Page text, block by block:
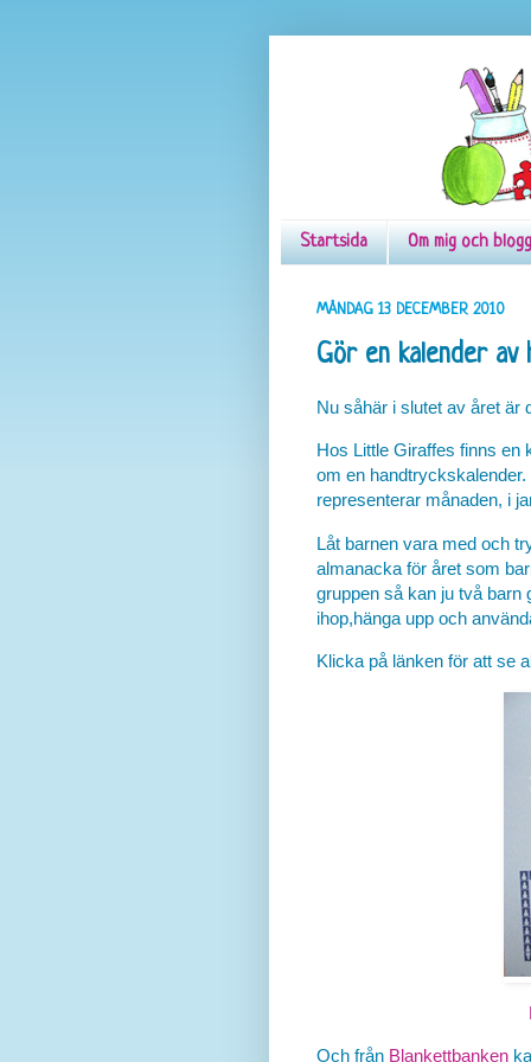
Startsida Om mig och
MÅNDAG 13 DECEMBER 2010
Gör en kalender av
Nu såhär i slutet av året är
Hos Little Giraffes finns
om en
representerar månaden, i
Låt barnen vara med och
almanacka för året som
gruppen så kan ju två barn
ihop,hänga upp och
Klicka på länken för att se
Och från Blankettbanken